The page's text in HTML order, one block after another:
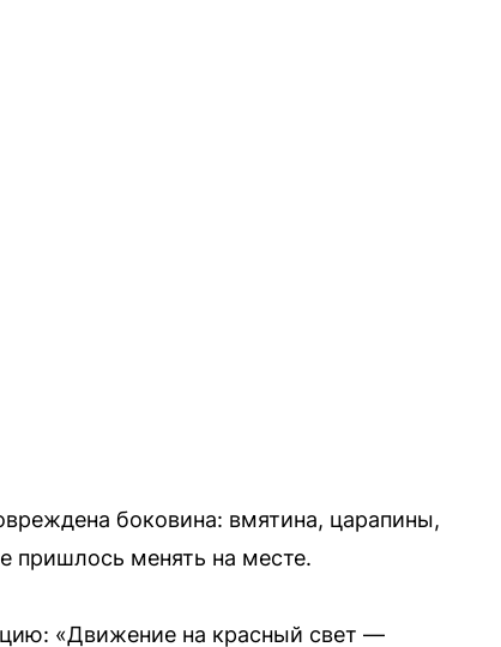
боковина: вмятина, царапины,
пришлось менять на месте.
«Движение на красный свет —